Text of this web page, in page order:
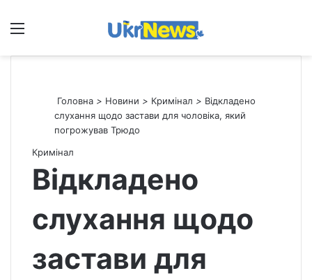
Меню
Головна > Новини > Кримінал > Відкладено
слухання щодо застави для чоловіка, який
погрожував Трюдо
Кримінал
Відкладено
слухання щодо
застави для